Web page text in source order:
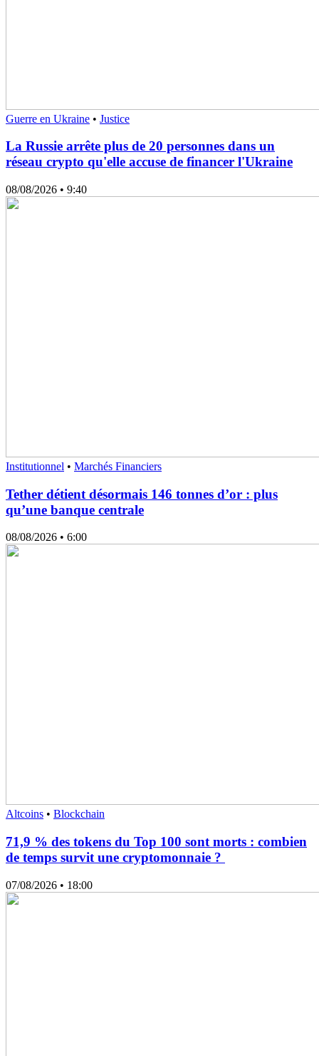
Guerre en Ukraine • Justice
La Russie arrête plus de 20 personnes dans un
réseau crypto qu'elle accuse de financer l'Ukraine
08/08/2026 • 9:40
Institutionnel • Marchés Financiers
Tether détient désormais 146 tonnes d’or : plus
qu’une banque centrale
08/08/2026 • 6:00
Altcoins • Blockchain
71,9 % des tokens du Top 100 sont morts : combien
de temps survit une cryptomonnaie ?
07/08/2026 • 18:00